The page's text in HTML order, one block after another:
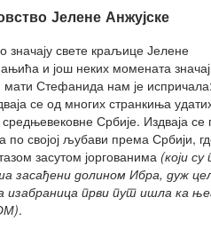
Јелене Анжујске
значају свете краљице Јелене
и још неких момената
Стефанида нам је
се од многих странкиња
Србије. Издваја се
по својој љубави према Србији,
засутом јоргованима (који
засађени долином Ибра, дуж
изабраница први пут ишла ка
.